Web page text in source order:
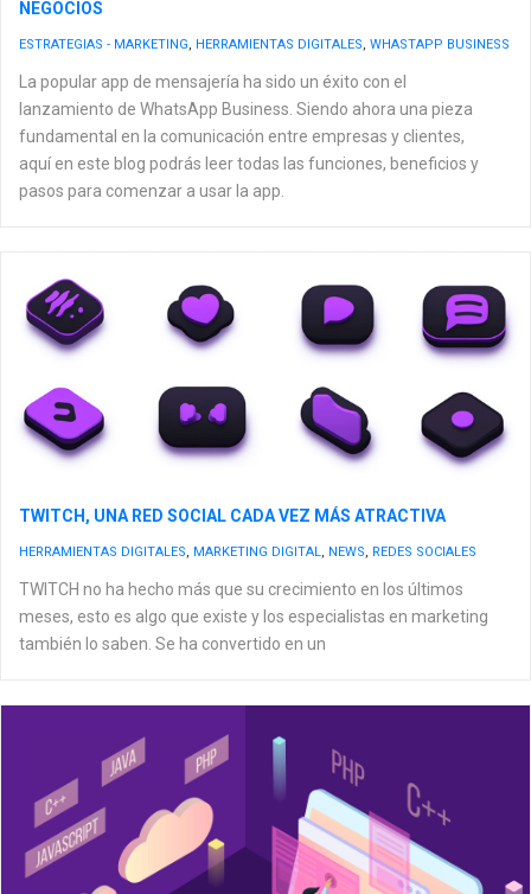
NEGOCIOS
ESTRATEGIAS - MARKETING, HERRAMIENTAS DIGITALES, WHASTAPP BUSINESS
La popular app de mensajería ha sido un éxito con el
lanzamiento de WhatsApp Business. Siendo ahora una pieza
fundamental en la comunicación entre empresas y clientes,
aquí en este blog podrás leer todas las funciones, beneficios y
pasos para comenzar a usar la app.
TWITCH, UNA RED SOCIAL CADA VEZ MÁS ATRACTIVA
HERRAMIENTAS DIGITALES, MARKETING DIGITAL, NEWS, REDES SOCIALES
TWITCH no ha hecho más que su crecimiento en los últimos
meses, esto es algo que existe y los especialistas en marketing
también lo saben. Se ha convertido en un